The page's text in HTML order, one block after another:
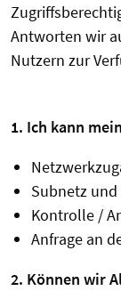
Antworten wir
Nutzern zur
1. Ich kann
Subnetz
Kontrolle /
Anfrage an
2. Können wir